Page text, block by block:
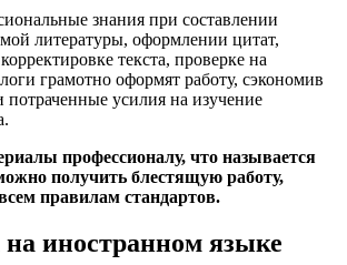
знания при составлении
литературы, оформлении цитат,
текста, проверке на
грамотно оформят работу, сэкономив
потраченные усилия на изучение
профессионалу, что называется
получить блестящую работу,
правилам стандартов.
на иностранном языке